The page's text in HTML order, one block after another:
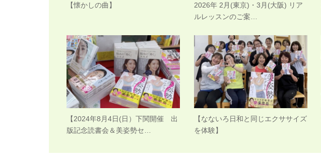
【懐かしの曲】
2026年 2月(東京)・3月(大阪) リア
ルレッスンのご案…
【2024年8月4日(日）下関開催 出
版記念読書会＆美姿勢セ…
【なないろ日和と同じエクササイズ
を体験】